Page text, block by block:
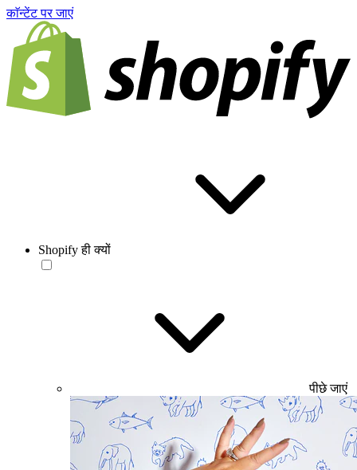
काॅन्टेंट पर जाएं
Shopify ही क्यों
पीछे जाएं